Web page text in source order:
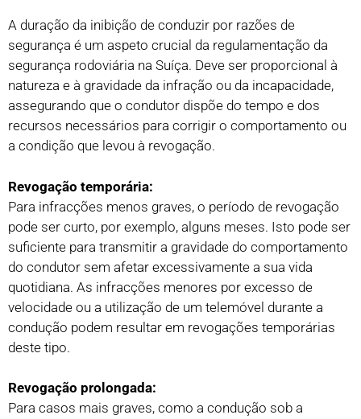
A duração da inibição de conduzir por razões de
segurança é um aspeto crucial da regulamentação da
segurança rodoviária na Suíça. Deve ser proporcional à
natureza e à gravidade da infração ou da incapacidade,
assegurando que o condutor dispõe do tempo e dos
recursos necessários para corrigir o comportamento ou
a condição que levou à revogação.
Revogação temporária:
Para infracções menos graves, o período de revogação
pode ser curto, por exemplo, alguns meses. Isto pode ser
suficiente para transmitir a gravidade do comportamento
do condutor sem afetar excessivamente a sua vida
quotidiana. As infracções menores por excesso de
velocidade ou a utilização de um telemóvel durante a
condução podem resultar em revogações temporárias
deste tipo.
Revogação prolongada:
Para casos mais graves, como a condução sob a